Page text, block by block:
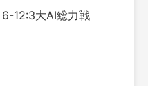
12:3大AI総力戦